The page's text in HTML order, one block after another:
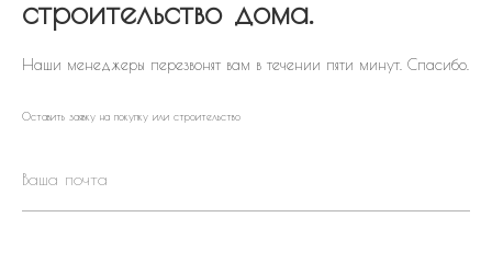
строительство дома.
Наши менеджеры перезвонят вам в течении пяти минут. Спасибо.
Оставить заявку на покупку или строительство